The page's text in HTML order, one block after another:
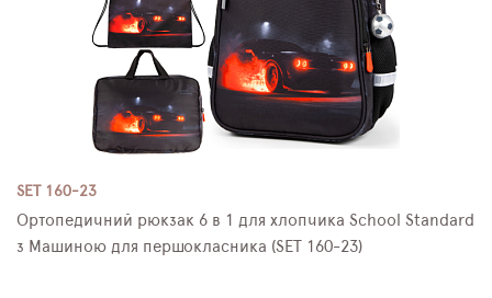
SET 160-23
Ортопедичний рюкзак 6 в 1 для хлопчика School Standard
з Машиною для першокласника (SET 160-23)